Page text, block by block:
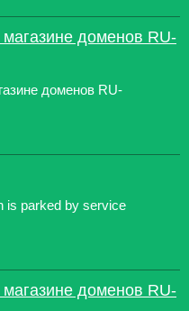
доменов RU-
доменов RU-
is parked by service
доменов RU-